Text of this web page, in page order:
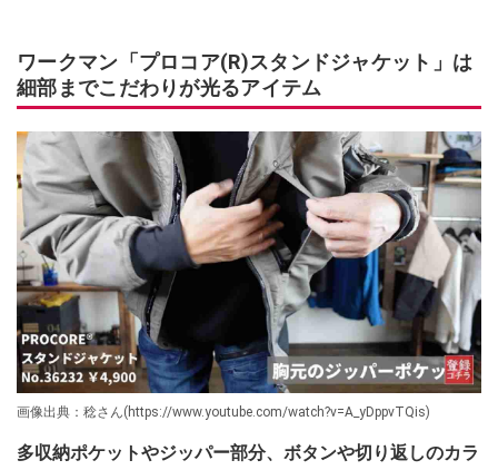
ワークマン「プロコア(R)スタンドジャケット」は
細部までこだわりが光るアイテム
画像出典：稔さん(https://www.youtube.com/watch?v=A_yDppvTQis)
多収納ポケットやジッパー部分、ボタンや切り返しのカラ